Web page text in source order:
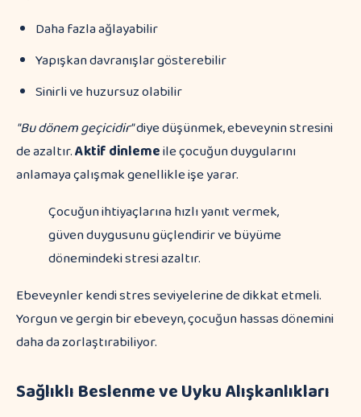
Daha fazla ağlayabilir
Yapışkan davranışlar gösterebilir
Sinirli ve huzursuz olabilir
"Bu dönem geçicidir"diye düşünmek, ebeveynin stresini
de azaltır.Aktif dinlemeile çocuğun duygularını
anlamaya çalışmak genellikle işe yarar.
Çocuğun ihtiyaçlarına hızlı yanıt vermek,
güven duygusunu güçlendirir ve büyüme
dönemindeki stresi azaltır.
Ebeveynler kendi stres seviyelerine de dikkat etmeli.
Yorgun ve gergin bir ebeveyn, çocuğun hassas dönemini
daha da zorlaştırabiliyor.
Sağlıklı Beslenme ve Uyku Alışkanlıkları